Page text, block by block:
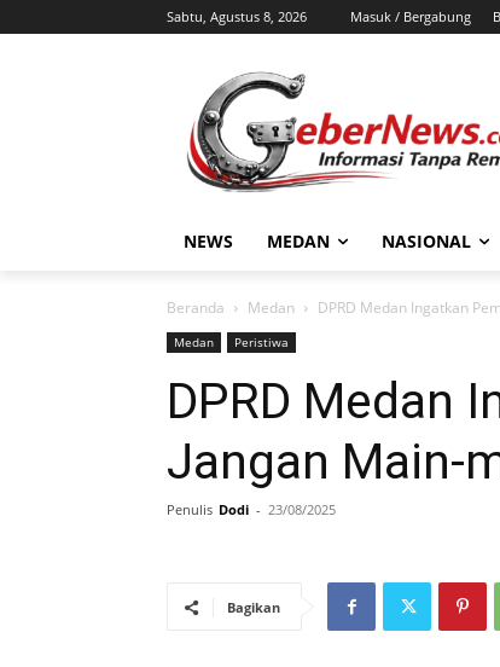
Sabtu, Agustus 8, 2026 Masuk / Bergabung
NEWS MEDAN NASIONAL
Beranda Medan DPRD Medan Ingatkan
Medan Peristiwa
DPRD Medan
Jangan Main-
Penulis Dodi - 23/08/2025
Bagikan